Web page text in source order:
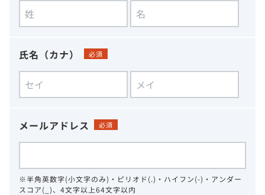
氏名（カナ） 必須
メールアドレス 必須
※半角英数字(小文字のみ)・ピリオド(.)・ハイフン(-)・アンダー
スコア(_)、4文字以上64文字以内